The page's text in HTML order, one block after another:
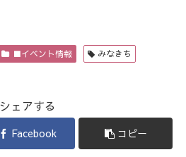
■イベント情報
みなきち
シェアする
Facebook コピー